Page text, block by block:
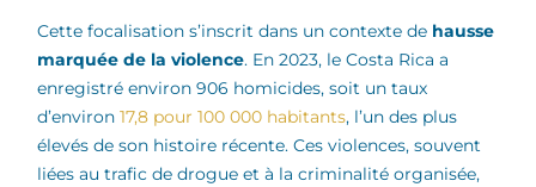
Cette focalisation s’inscrit dans un contexte de hausse
marquée de la violence. En 2023, le Costa Rica a
enregistré environ 906 homicides, soit un taux
d’environ17,8 pour 100 000 habitants, l’un des plus
élevés de son histoire récente. Ces violences, souvent
liées au trafic de drogue et à la criminalité organisée,